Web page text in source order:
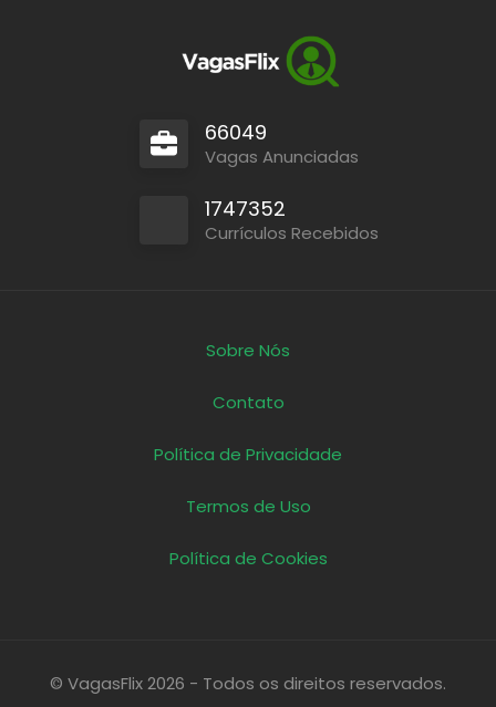
66049
Vagas Anunciadas
1747352
Currículos Recebidos
Sobre Nós
Contato
Política de Privacidade
Termos de Uso
Política de Cookies
© VagasFlix 2026 - Todos os direitos reservados.